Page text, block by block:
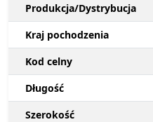
Produkcja/Dystrybucja
Kraj pochodzenia
Kod celny
Długość
Szerokość